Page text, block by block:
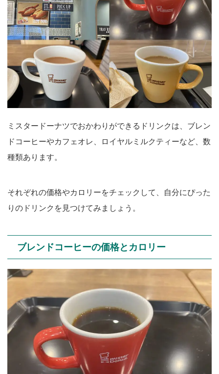
ミスタードーナツでおかわりができるドリンクは、ブレン
ドコーヒーやカフェオレ、ロイヤルミルクティーなど、数
種類あります。
それぞれの価格やカロリーをチェックして、自分にぴった
りのドリンクを見つけてみましょう。
ブレンドコーヒーの価格とカロリー